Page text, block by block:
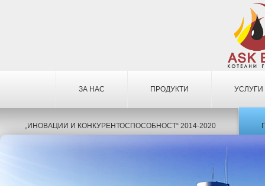
ЗА НАС ПРОДУКТИ УСЛУГИ
„ИНОВАЦИИ И КОНКУРЕНТОСПОСОБНОСТ“ 2014-2020